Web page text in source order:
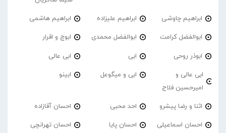
ابراهیم چاوشی ابراهیم علیزاده ابراهیم هاشمی
ابوالفضل کرامت ابوالفضل محمدی ابوچ و اقرار
ابوذر روحی ابی ابی عالی
ابی عالی و
امیرحسین فلاح
ابی و میگوعل ابینو
اثنا و رضا پیشرو احد محبی احسان آقازاده
احسان اسماعیلی احسان پایا احسان تهرانچی